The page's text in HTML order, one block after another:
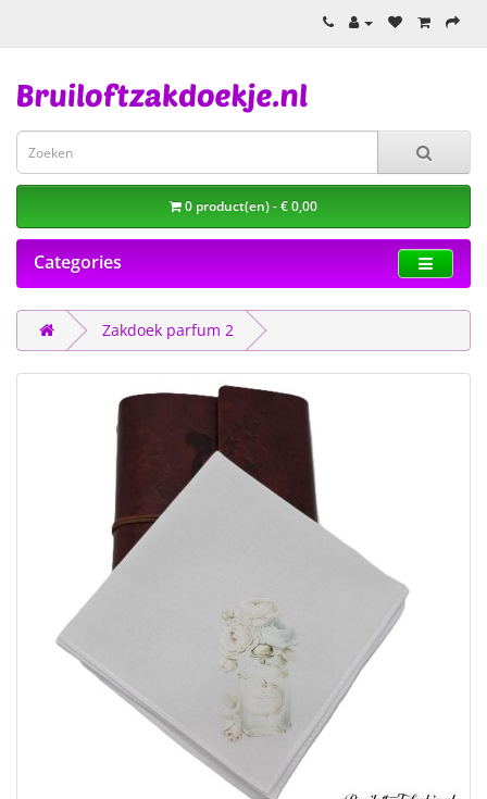
0 product(en) - € 0,00
Categories
Zakdoek parfum 2